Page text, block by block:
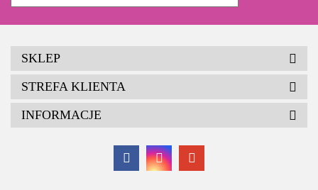
SKLEP
STREFA KLIENTA
INFORMACJE